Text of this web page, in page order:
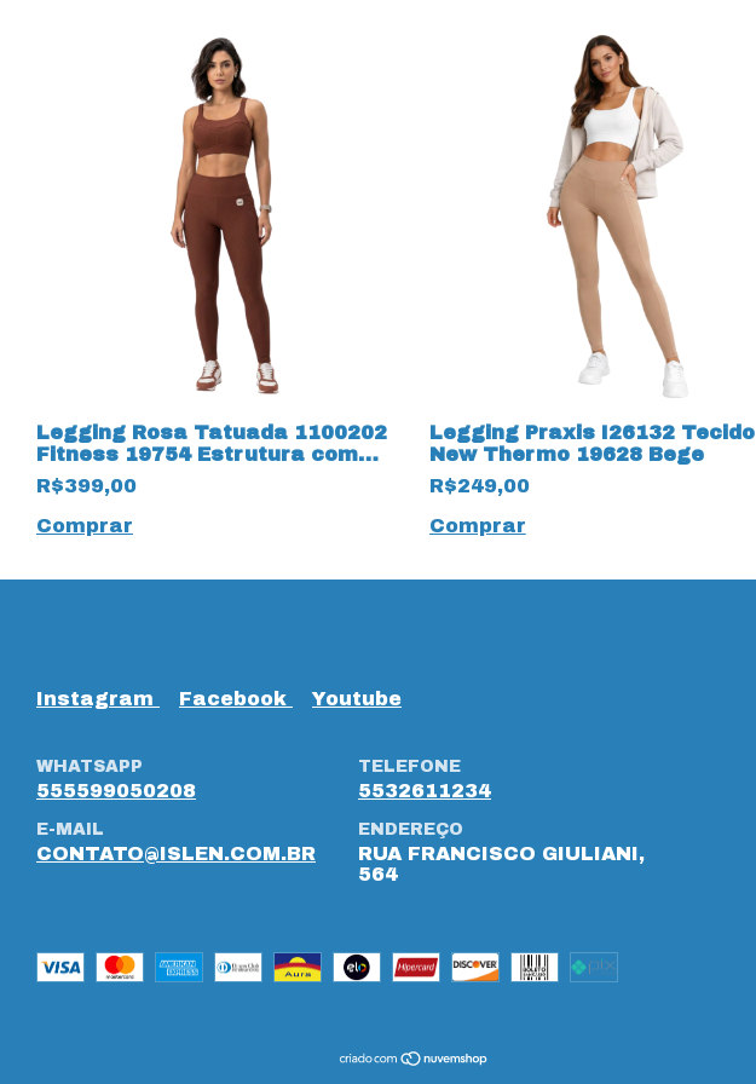
Legging Rosa Tatuada 1100202
Fitness 19754 Estrutura com
Bolsos
R$399,00
Comprar
Legging Praxis I26132 Tecido
New Thermo 19628 Bege
R$249,00
Comprar
Instagram Facebook Youtube
WHATSAPP
555599050208
TELEFONE
5532611234
E-MAIL
CONTATO@ISLEN.COM.BR
ENDEREÇO
RUA FRANCISCO GIULIANI,
564